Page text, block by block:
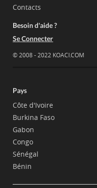
Contacts
Besoin d'aide ?
Se Connecter
© 2008 - 2022 KOACI.COM
Pays
Côte d'Ivoire
Burkina Faso
Gabon
Congo
Sénégal
Bénin